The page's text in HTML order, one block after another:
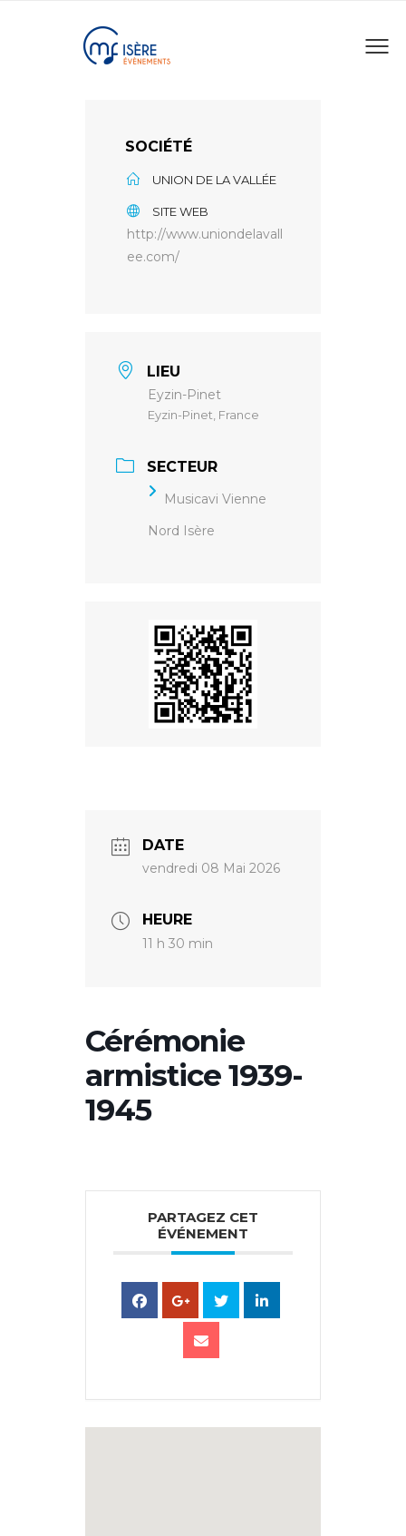
SOCIÉTÉ
UNION DE LA VALLÉE
SITE WEB
http://www.uniondelavall
ee.com/
LIEU
Eyzin-Pinet
Eyzin-Pinet, France
SECTEUR
Musicavi Vienne
Nord Isère
DATE
vendredi 08 Mai 2026
HEURE
11 h 30 min
Cérémonie
armistice 1939-
1945
PARTAGEZ CET
ÉVÉNEMENT